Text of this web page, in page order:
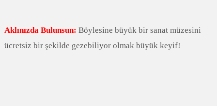
Aklınızda Bulunsun: Böylesine büyük bir sanat müzesini
ücretsiz bir şekilde gezebiliyor olmak büyük keyif!